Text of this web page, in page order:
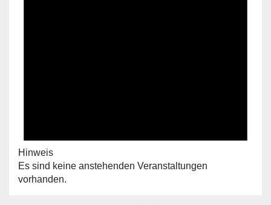
Hinweis
Es sind keine anstehenden Veranstaltungen
vorhanden.